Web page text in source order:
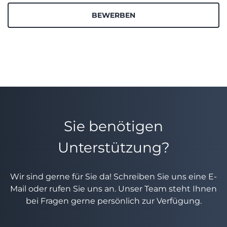
BEWERBEN
Sie benötigen
Unterstützung?
Wir sind gerne für Sie da! Schreiben Sie uns eine E-
Mail oder rufen Sie uns an. Unser Team steht Ihnen
bei Fragen gerne persönlich zur Verfügung.